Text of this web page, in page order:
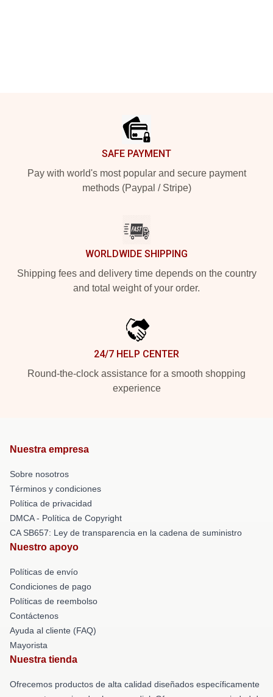
SAFE PAYMENT
Pay with world's most popular and secure payment
methods (Paypal / Stripe)
WORLDWIDE SHIPPING
Shipping fees and delivery time depends on the country
and total weight of your order.
24/7 HELP CENTER
Round-the-clock assistance for a smooth shopping
experience
Nuestra empresa
Sobre nosotros
Términos y condiciones
Política de privacidad
DMCA - Política de Copyright
CA SB657: Ley de transparencia en la cadena de suministro
Nuestro apoyo
Políticas de envío
Condiciones de pago
Políticas de reembolso
Contáctenos
Ayuda al cliente (FAQ)
Mayorista
Nuestra tienda
Ofrecemos productos de alta calidad diseñados específicamente